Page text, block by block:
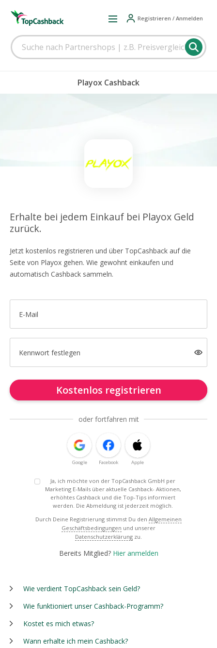
Registrieren / Anmelden
Playox Cashback
Erhalte bei jedem Einkauf bei Playox Geld
zurück.
Jetzt kostenlos registrieren und über TopCashback auf die
Seite von Playox gehen. Wie gewohnt einkaufen und
automatisch Cashback sammeln.
E-Mail
Kennwort festlegen
Kostenlos registrieren
oder fortfahren mit
Google Facebook Apple
Ja, ich möchte von der TopCashback GmbH per
Marketing E-Mails über aktuelle Cashback- Aktionen,
erhöhtes Cashback und die Top-Tips informiert
werden. Die Abmeldung ist jederzeit möglich.
Durch Deine Registrierung stimmst Du den Allgemeinen
Geschäftsbedingungen und unserer
Datenschutzerklärung zu.
Bereits Mitglied? Hier anmelden
Wie verdient TopCashback sein Geld?
Wie funktioniert unser Cashback-Programm?
Kostet es mich etwas?
Wann erhalte ich mein Cashback?